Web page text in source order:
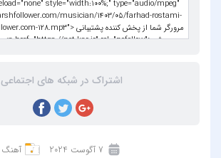
اشتراک در شبکه های اجتماعی
7 آگوست 2024 آهنگ